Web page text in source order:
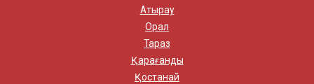
Атырау
Орал
Тараз
Қарағанды
Қостанай